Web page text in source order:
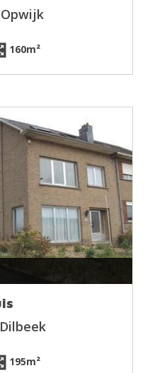
160m²
195m²